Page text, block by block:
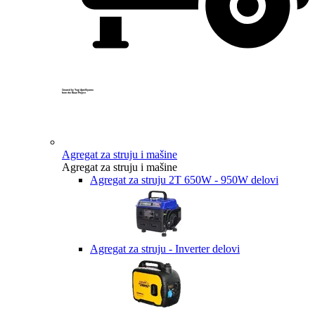
Created by Yogi Aprelliyanto
from the Noun Project
Agregat za struju i mašine
Agregat za struju i mašine
Agregat za struju 2T 650W - 950W delovi
Agregat za struju - Inverter delovi